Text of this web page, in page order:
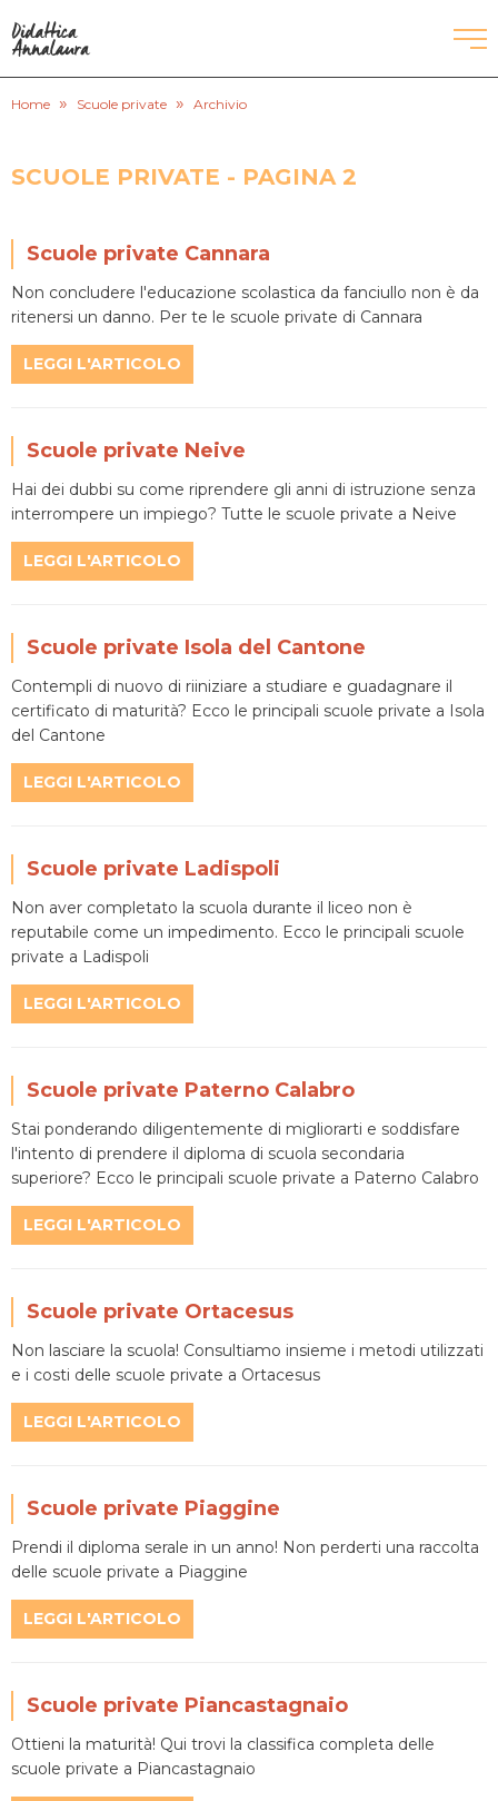
CORSI DI INGLESE
RECUPERO ANNI SCOLASTICI
SCUOLE SERALI
Home » Scuole private » Archivio
SCUOLE PRIVATE - PAGINA 2
Scuole private Cannara
Non concludere l'educazione scolastica da fanciullo non è da
ritenersi un danno. Per te le scuole private di Cannara
LEGGI L'ARTICOLO
Scuole private Neive
Hai dei dubbi su come riprendere gli anni di istruzione senza
interrompere un impiego? Tutte le scuole private a Neive
LEGGI L'ARTICOLO
Scuole private Isola del Cantone
Contempli di nuovo di riiniziare a studiare e guadagnare il
certificato di maturità? Ecco le principali scuole private a Isola
del Cantone
LEGGI L'ARTICOLO
Scuole private Ladispoli
Non aver completato la scuola durante il liceo non è
reputabile come un impedimento. Ecco le principali scuole
private a Ladispoli
LEGGI L'ARTICOLO
Scuole private Paterno Calabro
Stai ponderando diligentemente di migliorarti e soddisfare
l'intento di prendere il diploma di scuola secondaria
superiore? Ecco le principali scuole private a Paterno Calabro
LEGGI L'ARTICOLO
Scuole private Ortacesus
Non lasciare la scuola! Consultiamo insieme i metodi utilizzati
e i costi delle scuole private a Ortacesus
LEGGI L'ARTICOLO
Scuole private Piaggine
Prendi il diploma serale in un anno! Non perderti una raccolta
delle scuole private a Piaggine
LEGGI L'ARTICOLO
Scuole private Piancastagnaio
Ottieni la maturità! Qui trovi la classifica completa delle
scuole private a Piancastagnaio